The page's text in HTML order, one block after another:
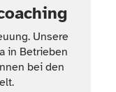
Unsere
in Betrieben
bei den